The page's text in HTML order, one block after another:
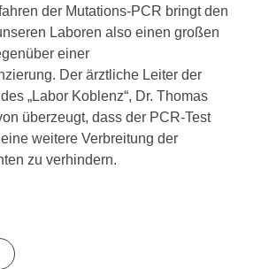
der Mutations-PCR bringt den
Laboren also einen großen
einer
Der ärztliche Leiter der
„Labor Koblenz“, Dr. Thomas
überzeugt, dass der PCR-Test
weitere Verbreitung der
zu verhindern.